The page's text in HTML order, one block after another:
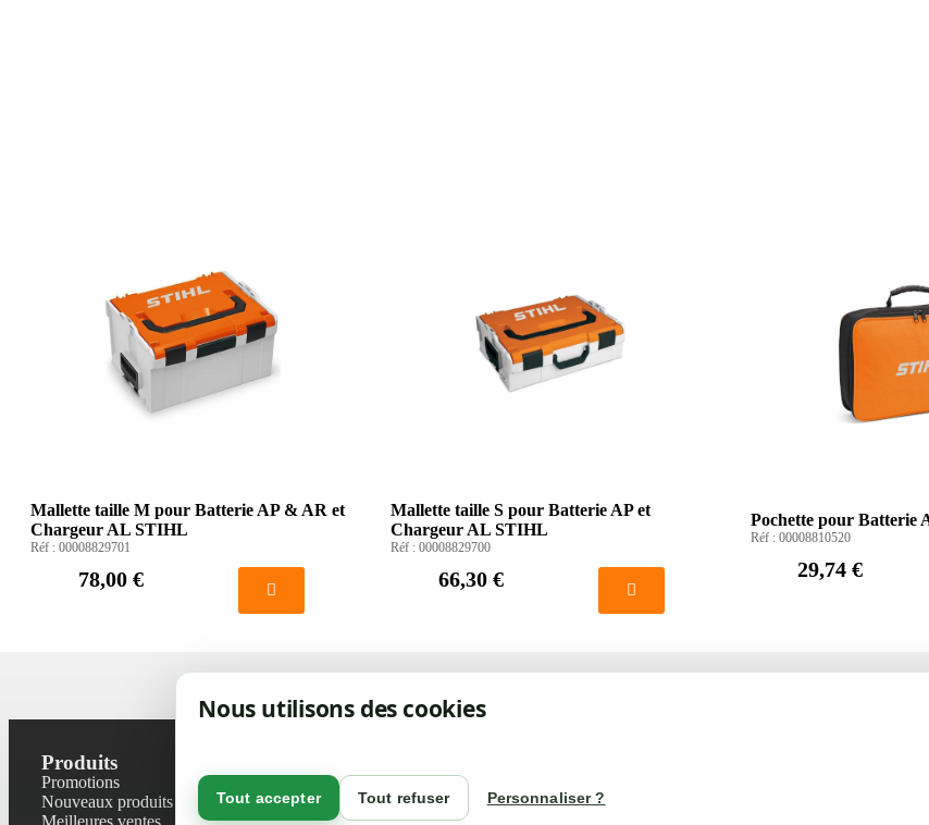
Nous utilisons des cookies
Tout accepter Tout refuser Personnaliser ?
Mallette taille M pour Batterie AP & AR et
Chargeur AL STIHL
Réf : 00008829701
78,00 €
Mallette taille S pour Batterie AP et
Chargeur AL STIHL
Réf : 00008829700
66,30 €
Pochette pour Batterie
Réf : 00008810520
29,74 €
Produits
Promotions
Nouveaux produits
Meilleures ventes
Contactez-nous
Plan du site
Magasin